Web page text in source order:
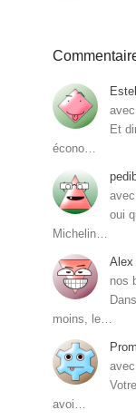
Et
écono…
oui
Michelin…
Alex
nos
moins, le…
avoi…